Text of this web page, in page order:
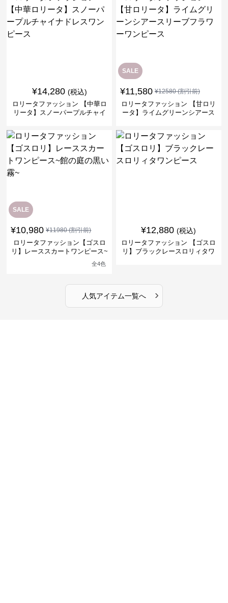
¥14,280 (税込)
ロリータファッション 【中華ロ
リータ】スノーパープルチャイ
SALE
¥11,580 ¥12580(割引前)
ロリータファッション 【甘ロリ
ータ】ライムグリーンシアース
SALE
¥10,980 ¥11980(割引前)
ロリータファッション【ゴスロ
リ】レーススカートワンピース~
全4色
¥12,880 (税込)
ロリータファッション 【ゴスロ
リ】ブラックレースロリィタワ
人気アイテム一覧へ ›